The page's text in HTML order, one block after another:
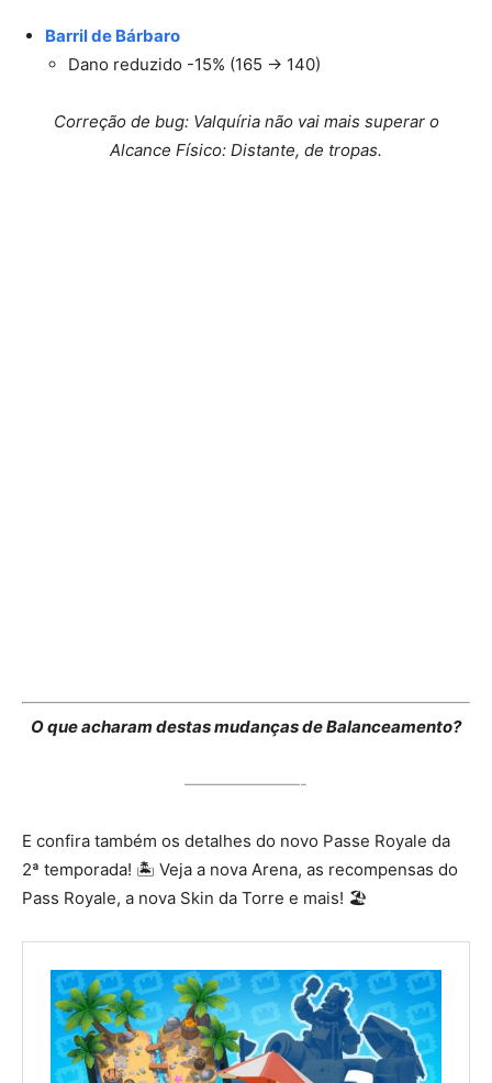
Barril de Bárbaro
Dano reduzido -15% (165 → 140)
Correção de bug: Valquíria não vai mais superar o
Alcance Físico: Distante, de tropas.
O que acharam destas mudanças de Balanceamento?
———————-
E confira também os detalhes do novo Passe Royale da
2ª temporada! 🏝️ Veja a nova Arena, as recompensas do
Pass Royale, a nova Skin da Torre e mais! 🏖️